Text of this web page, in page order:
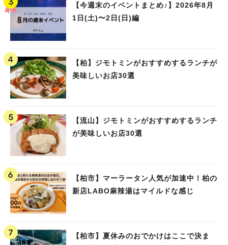
【今週末のイベントまとめ♪】2026年8月
1日(土)〜2日(日)編
【柏】ジモトミンがおすすめするランチが
美味しいお店30選
【流山】ジモトミンがおすすめするランチ
が美味しいお店30選
【柏市】マーラータン人気が加速中！柏の
新店LABO麻辣湯はマイルドな感じ
【柏市】夏休みのおでかけはここで決ま